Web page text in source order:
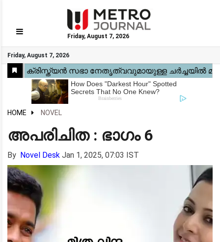
Friday, August 7, 2026
Friday, August 7, 2026
GO
Home
Kerala
National
Gulf
World
Sports
Movies
Health
Automobile
Travel
Education
Novel
Business
Technology
Webstory
HOME NOVEL
അപരിചിത : ഭാഗം 6
By Novel Desk Jan 1, 2025, 07:03 IST